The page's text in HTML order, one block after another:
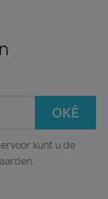
kunt u de